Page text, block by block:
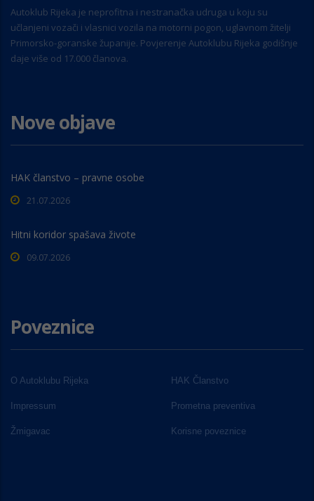
Autoklub Rijeka je neprofitna i nestranačka udruga u koju su
učlanjeni vozači i vlasnici vozila na motorni pogon, uglavnom žitelji
Primorsko-goranske županije. Povjerenje Autoklubu Rijeka godišnje
daje više od 17.000 članova.
Nove objave
HAK članstvo – pravne osobe
21.07.2026
Hitni koridor spašava živote
09.07.2026
Poveznice
O Autoklubu Rijeka HAK Članstvo
Impressum Prometna preventiva
Žmigavac Korisne poveznice